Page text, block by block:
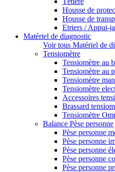
Housse de
Housse de
Etriers / Appui-
Matériel de diagnostic
Voir tous Matériel de
Tensiomètre
Tensiomètre au
Tensiomètre au
Tensiomètre
Tensiomètre
Accessoires
Brassard
Tensiomètre
Balance Pèse personne
Pèse personne
Pèse personne
Pèse personne
Pèse personne
Pèse personne